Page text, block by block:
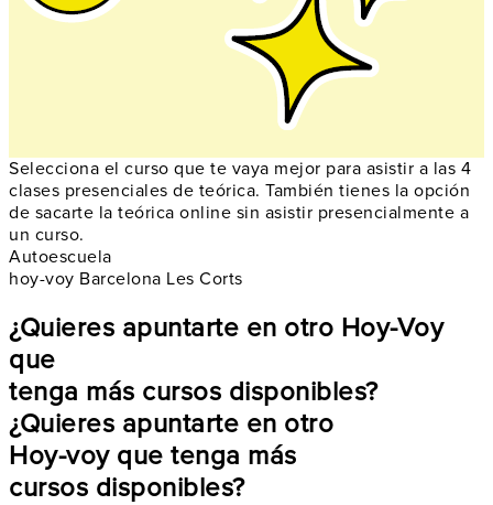
Selecciona el curso que te vaya mejor para asistir a las 4
clases presenciales de teórica. También tienes la opción
de sacarte la teórica online sin asistir presencialmente a
un curso.
Autoescuela
hoy-voy Barcelona Les Corts
¿Quieres apuntarte en otro Hoy-Voy
que
tenga más cursos disponibles?
¿Quieres apuntarte en otro
Hoy-voy que tenga más
cursos disponibles?